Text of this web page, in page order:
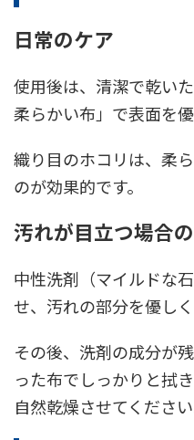
日常のケア
使用後は、清潔で乾い
柔らかい布」で表面を
織り目のホコリは、柔
のが効果的です。
汚れが目立つ場合
中性洗剤（マイルドな
せ、汚れの部分を優しく
その後、洗剤の成分が
った布でしっかりと拭
自然乾燥させてください